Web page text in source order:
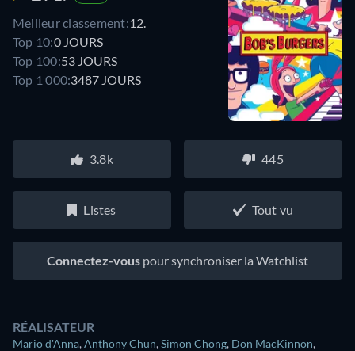
Meilleur classement:12.
Top 10:0 JOURS
Top 100:53 JOURS
Top 1 000:3487 JOURS
3.8k 445
Listes Tout vu
Connectez-vous pour synchroniser la Watchlist
RÉALISATEUR
Mario d'Anna,Anthony Chun,Simon Chong, Don MacKinnon,